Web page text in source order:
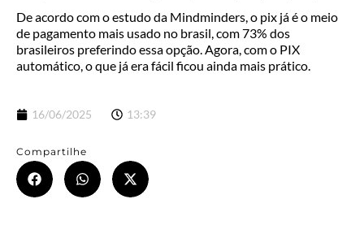
De acordo com o estudo da Mindminders, o pix já é o meio
de pagamento mais usado no brasil, com 73% dos
brasileiros preferindo essa opção. Agora, com o PIX
automático, o que já era fácil ficou ainda mais prático.
16/06/2025 13:39
Compartilhe